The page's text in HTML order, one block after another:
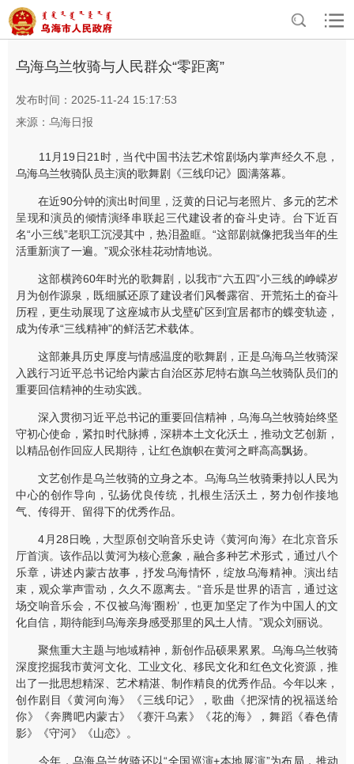
首页>资讯中心 > 乌海要闻
乌海乌兰牧骑与人民群众“零距离”
发布时间：2025-11-24 15:17:53
来源：乌海日报
11月19日21时，当代中国书法艺术馆剧场内掌声经久不息，
乌海乌兰牧骑队员主演的歌舞剧《三线印记》圆满落幕。
在近90分钟的演出时间里，泛黄的日记与老照片、多元的艺术
呈现和演员的倾情演绎串联起三代建设者的奋斗史诗。台下近百
名“小三线”老职工沉浸其中，热泪盈眶。“这部剧就像把我当年的生
活重新演了一遍。”观众张桂花动情地说。
这部横跨60年时光的歌舞剧，以我市“六五四”小三线的峥嵘岁
月为创作源泉，既细腻还原了建设者们风餐露宿、开荒拓土的奋斗
历程，更生动展现了这座城市从戈壁矿区到宜居都市的蝶变轨迹，
成为传承“三线精神”的鲜活艺术载体。
这部兼具历史厚度与情感温度的歌舞剧，正是乌海乌兰牧骑深
入践行习近平总书记给内蒙古自治区苏尼特右旗乌兰牧骑队员们的
重要回信精神的生动实践。
深入贯彻习近平总书记的重要回信精神，乌海乌兰牧骑始终坚
守初心使命，紧扣时代脉搏，深耕本土文化沃土，推动文艺创新，
以精品创作回应人民期待，让红色旗帜在黄河之畔高高飘扬。
文艺创作是乌兰牧骑的立身之本。乌海乌兰牧骑秉持以人民为
中心的创作导向，弘扬优良传统，扎根生活沃土，努力创作接地
气、传得开、留得下的优秀作品。
4月28日晚，大型原创交响音乐史诗《黄河向海》在北京音乐
厅首演。该作品以黄河为核心意象，融合多种艺术形式，通过八个
乐章，讲述内蒙古故事，抒发乌海情怀，绽放乌海精神。演出结
束，观众掌声雷动，久久不愿离去。“音乐是世界的语言，通过这
场交响音乐会，不仅被乌海‘圈粉’，也更加坚定了作为中国人的文
化自信，期待能到乌海亲身感受那里的风土人情。”观众刘丽说。
聚焦重大主题与地域精神，新创作品硕果累累。乌海乌兰牧骑
深度挖掘我市黄河文化、工业文化、移民文化和红色文化资源，推
出了一批思想精深、艺术精湛、制作精良的优秀作品。今年以来，
创作剧目《黄河向海》《三线印记》，歌曲《把深情的祝福送给
你》《奔腾吧内蒙古》《赛汗乌素》《花的海》，舞蹈《春色倩
影》《守河》《山恋》。
今年，乌海乌兰牧骑还以“全国巡演+本地展演”为布局，推动